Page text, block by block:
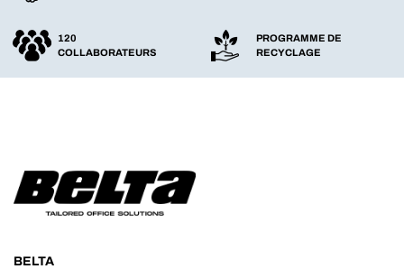
120
COLLABORATEURS
PROGRAMME DE
RECYCLAGE
BELTA